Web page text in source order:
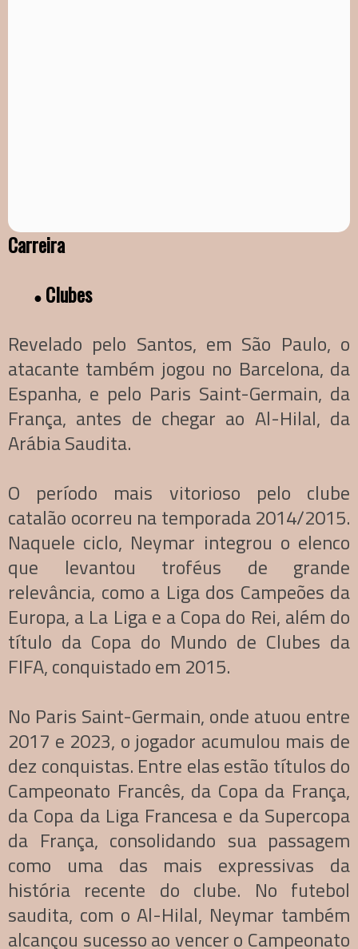
Carreira
● Clubes
Revelado pelo Santos, em São Paulo, o
atacante também jogou no Barcelona, da
Espanha, e pelo Paris Saint-Germain, da
França, antes de chegar ao Al-Hilal, da
Arábia Saudita.
O período mais vitorioso pelo clube
catalão ocorreu na temporada 2014/2015.
Naquele ciclo, Neymar integrou o elenco
que levantou troféus de grande
relevância, como a Liga dos Campeões da
Europa, a La Liga e a Copa do Rei, além do
título da Copa do Mundo de Clubes da
FIFA, conquistado em 2015.
No Paris Saint-Germain, onde atuou entre
2017 e 2023, o jogador acumulou mais de
dez conquistas. Entre elas estão títulos do
Campeonato Francês, da Copa da França,
da Copa da Liga Francesa e da Supercopa
da França, consolidando sua passagem
como uma das mais expressivas da
história recente do clube. No futebol
saudita, com o Al-Hilal, Neymar também
alcançou sucesso ao vencer o Campeonato